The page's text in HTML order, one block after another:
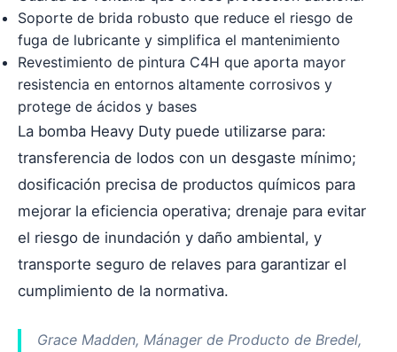
Soporte de brida robusto que reduce el riesgo de
fuga de lubricante y simplifica el mantenimiento
Revestimiento de pintura C4H que aporta mayor
resistencia en entornos altamente corrosivos y
protege de ácidos y bases
La bomba Heavy Duty puede utilizarse para:
transferencia de lodos con un desgaste mínimo;
dosificación precisa de productos químicos para
mejorar la eficiencia operativa; drenaje para evitar
el riesgo de inundación y daño ambiental, y
transporte seguro de relaves para garantizar el
cumplimiento de la normativa.
Grace Madden, Mánager de Producto de Bredel,